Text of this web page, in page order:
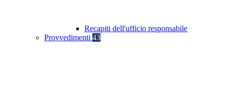
Recapiti dell'ufficio responsabile
Provvedimenti 43